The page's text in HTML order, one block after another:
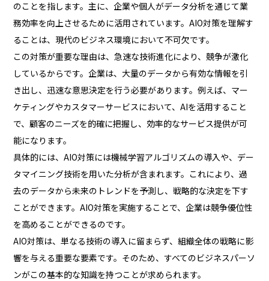
のことを指します。主に、企業や個人がデータ分析を通じて業
務効率を向上させるために活用されています。AIO対策を理解す
ることは、現代のビジネス環境において不可欠です。
この対策が重要な理由は、急速な技術進化により、競争が激化
しているからです。企業は、大量のデータから有効な情報を引
き出し、迅速な意思決定を行う必要があります。例えば、マー
ケティングやカスタマーサービスにおいて、AIを活用すること
で、顧客のニーズを的確に把握し、効率的なサービス提供が可
能になります。
具体的には、AIO対策には機械学習アルゴリズムの導入や、デー
タマイニング技術を用いた分析が含まれます。これにより、過
去のデータから未来のトレンドを予測し、戦略的な決定を下す
ことができます。AIO対策を実施することで、企業は競争優位性
を高めることができるのです。
AIO対策は、単なる技術の導入に留まらず、組織全体の戦略に影
響を与える重要な要素です。そのため、すべてのビジネスパーソ
ンがこの基本的な知識を持つことが求められます。